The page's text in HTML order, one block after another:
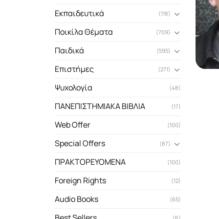
Εκπαιδευτικά (118)
Ποικίλα Θέματα (709)
Παιδικά (595)
Επιστήμες (271)
Ψυχολογία (48)
ΠΑΝΕΠΙΣΤΗΜΙΑΚΑ ΒΙΒΛΙΑ (17)
Web Offer (100)
Special Offers (87)
ΠΡΑΚΤΟΡΕΥΟΜΕΝΑ (100)
Foreign Rights (12)
Audio Books (65)